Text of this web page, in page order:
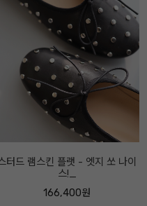
뮤 블랙 레더 앵클 -굽7센티-
262,400원